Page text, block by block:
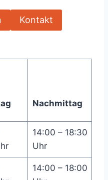
Kontakt
Nachmittag
14:00 – 18:30
Uhr
14:00 – 18:00